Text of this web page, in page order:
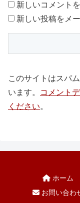
新しいコメント
新しい投稿をメ
このサイトはスパ
います。
コメント
ください。
ホーム
お問い合わ